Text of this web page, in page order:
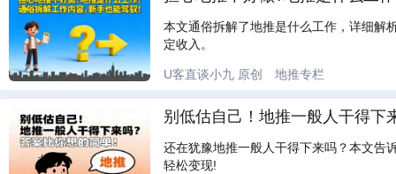
本文通俗拆解了地推是什么工作，详细解
定收入。
U客直谈小九 原创 地推专栏
别低估自己！地推一般人干得下
还在犹豫地推一般人干得下来吗？本文告
轻松变现!